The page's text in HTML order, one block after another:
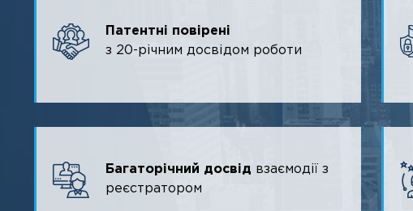
Патентні повірені
з 20-річним досвідом роботи
Багаторічний досвід взаємодії з
реєстратором